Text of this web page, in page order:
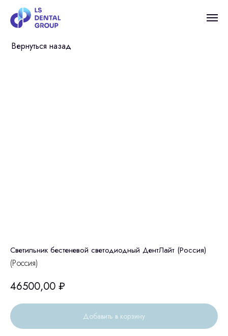
Вернуться назад
Светильник бестеневой светодиодный ДентЛайт (Россия)
(Россия)
46500,00 ₽
Добавить в корзину